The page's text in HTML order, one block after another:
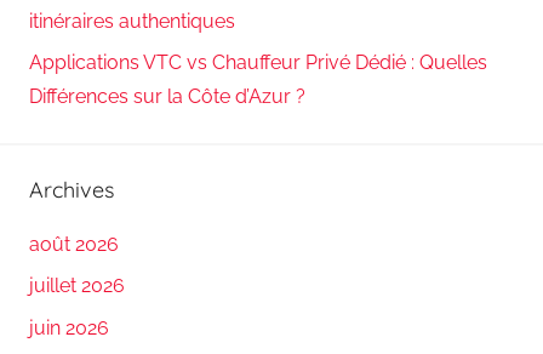
itinéraires authentiques
Applications VTC vs Chauffeur Privé Dédié : Quelles
Différences sur la Côte d’Azur ?
Archives
août 2026
juillet 2026
juin 2026